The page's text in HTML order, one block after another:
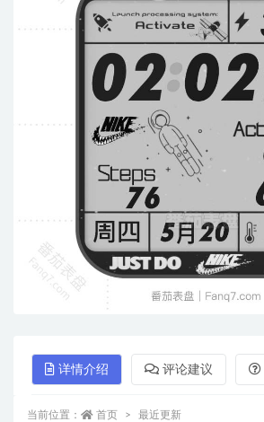
详情介绍 评论建议
当前位置： 首页 最近更新